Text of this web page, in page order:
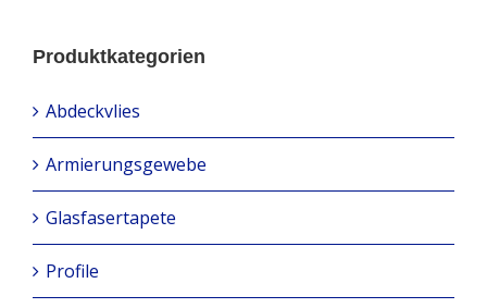
Produktkategorien
Abdeckvlies
Armierungsgewebe
Glasfasertapete
Profile